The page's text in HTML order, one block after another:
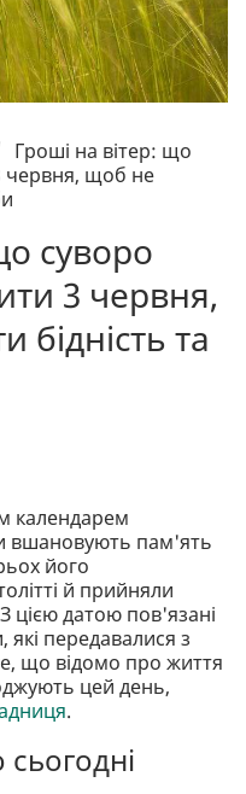
Гроші на вітер: що
червня, щоб не
суворо
3 червня,
бідність та
календарем
вшановують пам'ять
його
й прийняли
цією датою пов'язані
які передавалися з
що відомо про життя
цей день,
.